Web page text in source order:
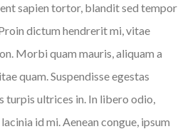
sapien tortor, blandit sed tempor
dictum hendrerit mi, vitae
Morbi quam mauris, aliquam a
quam. Suspendisse egestas
turpis ultrices in. In libero odio,
id mi. Aenean congue, ipsum